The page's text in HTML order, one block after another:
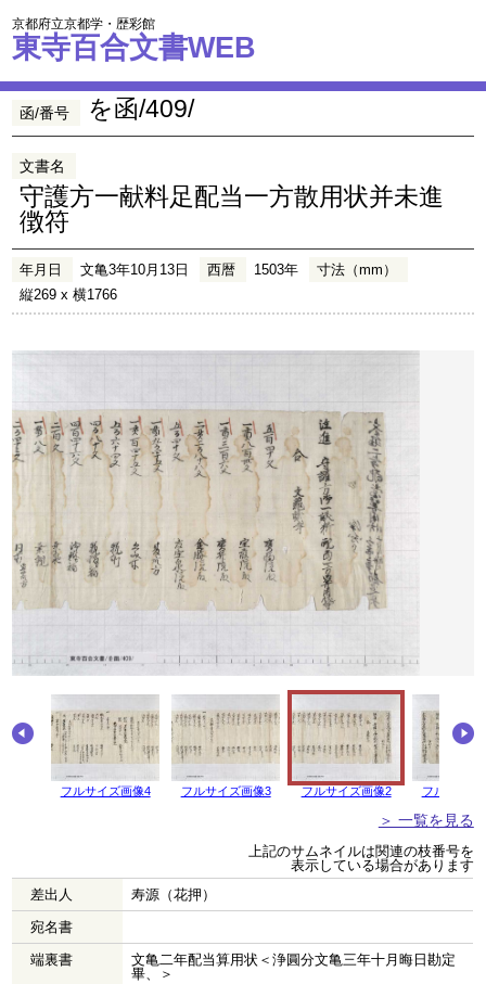
京都府立京都学・歴彩館
東寺百合文書WEB
函/番号 を函/409/
文書名
守護方一献料足配当一方散用状并未進
徴符
年月日 文亀3年10月13日 西暦 1503年
寸法（mm）
縦269 x 横1766
フルサイズ画像4 フルサイズ画像3 フルサイズ画像2 フルサイズ
＞ 一覧を見る
上記のサムネイルは関連の枝番号を
表示している場合があります
差出人
寿源（花押）
宛名書
端裏書
文亀二年配当算用状＜浄圓分文亀三年十月晦日勘定
畢、＞